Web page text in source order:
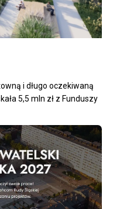
i długo oczekiwaną
5,5 mln zł z Funduszy